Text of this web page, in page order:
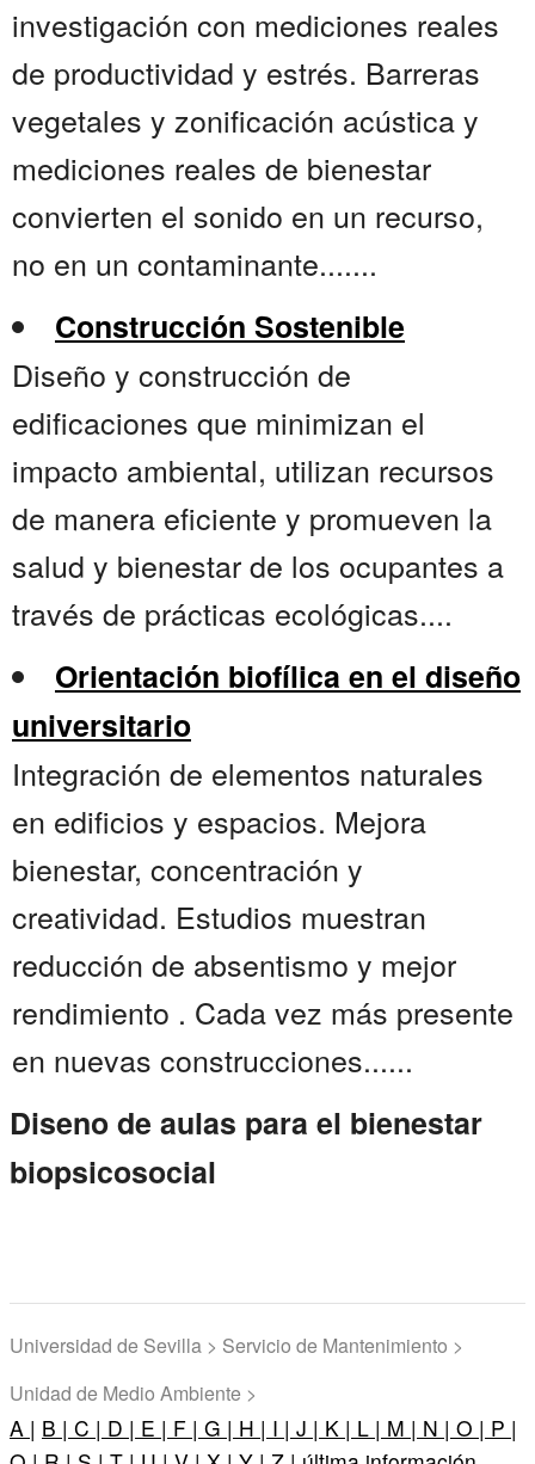
investigación con mediciones reales
de productividad y estrés. Barreras
vegetales y zonificación acústica y
mediciones reales de bienestar
convierten el sonido en un recurso,
no en un contaminante.......
Construcción Sostenible
Diseño y construcción de
edificaciones que minimizan el
impacto ambiental, utilizan recursos
de manera eficiente y promueven la
salud y bienestar de los ocupantes a
través de prácticas ecológicas....
Orientación biofílica en el diseño
universitario
Integración de elementos naturales
en edificios y espacios. Mejora
bienestar, concentración y
creatividad. Estudios muestran
reducción de absentismo y mejor
rendimiento . Cada vez más presente
en nuevas construcciones......
Diseno de aulas para el bienestar
biopsicosocial
Universidad de Sevilla > Servicio de Mantenimiento >
Unidad de Medio Ambiente >
A | B | C | D | E | F | G | H | I | J | K | L | M | N | O | P |